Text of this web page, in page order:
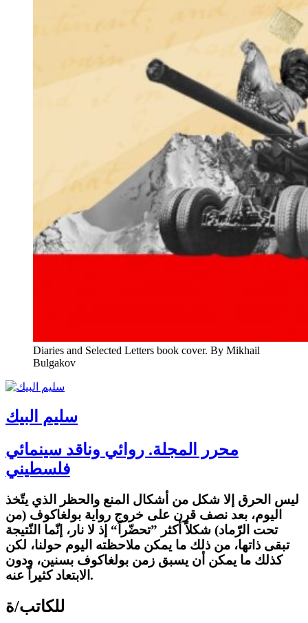
Diaries and Selected Letters book cover. By Mikhail
Bulgakov
سليم البيك
محرر المجلة. روائي وناقد سينمائي
فلسطيني
ليس الحرق إلا شكل من أشكال المنع والحظر الذي يتّخذ
اليوم، بعد نصف قرن على خروج رواية بولغاكوف (من
تحت الرّماد) شكلاً أكثر ”تحضّراً“ إذ لا نار، إنّما النّتيجة
تبقى ذاتها، من ذلك ما يمكن ملاحظته اليوم حولنا، لكن
كذلك ما يمكن أن يسبق زمن بولغاكوف بسنين، ودون
الابتعاد كثيراً عنه.
للكاتب/ة